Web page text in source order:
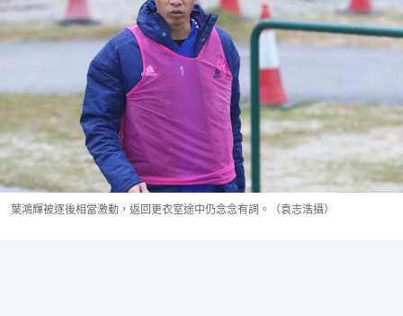
葉鴻輝被逐後相當激動，返回更衣室途中仍念念有詞。（袁志浩攝）